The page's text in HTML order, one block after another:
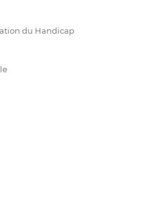
du Handicap